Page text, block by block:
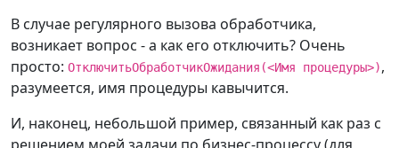
В случае регулярного вызова обработчика,
возникает вопрос - а как его отключить? Очень
просто: ОтключитьОбработчикОжидания(<Имя процедуры>),
разумеется, имя процедуры кавычится.
И, наконец, небольшой пример, связанный как раз с